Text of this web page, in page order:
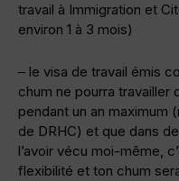
travail à Immigration et
environ 1 à 3 mois)
– le visa de travail émis
chum ne pourra travailler
pendant un an maximum
de DRHC) et que dans
l’avoir vécu moi-même,
flexibilité et ton chum